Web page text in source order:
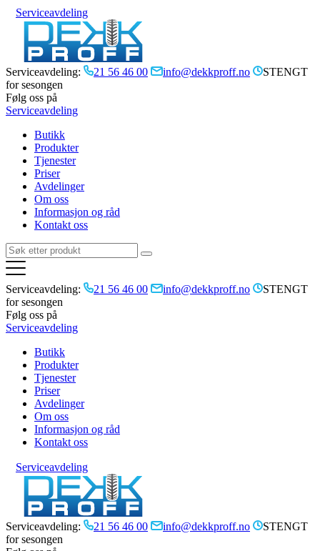
Serviceavdeling
Serviceavdeling: 21 56 46 00 info@dekkproff.no
STENGT
for sesongen
Følg oss på
Serviceavdeling
Butikk
Produkter
Tjenester
Priser
Avdelinger
Om oss
Informasjon og råd
Kontakt oss
Serviceavdeling: 21 56 46 00 info@dekkproff.no
STENGT
for sesongen
Følg oss på
Serviceavdeling
Butikk
Produkter
Tjenester
Priser
Avdelinger
Om oss
Informasjon og råd
Kontakt oss
Serviceavdeling
Serviceavdeling: 21 56 46 00 info@dekkproff.no
STENGT
for sesongen